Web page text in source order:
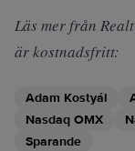
Läs mer från
är kostnadsfritt:
Adam Kostyál
Nasdaq OMX
Sparande